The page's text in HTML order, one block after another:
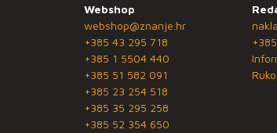
Webshop
webshop@znanje.hr
+385 43 295 718
+385 1 5504 440
+385 51 582 091
+385 23 254 518
+385 35 295 258
+385 52 354 650